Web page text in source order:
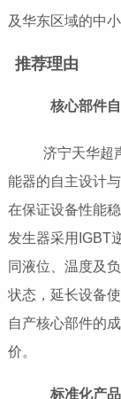
及华东区域的中
推荐理由
核心部件
济宁天华超声
能器的自主设计
在保证设备性能
发生器采用IGBT
同液位、温度及
状态，延长设备
自产核心部件的
价。
标准化产